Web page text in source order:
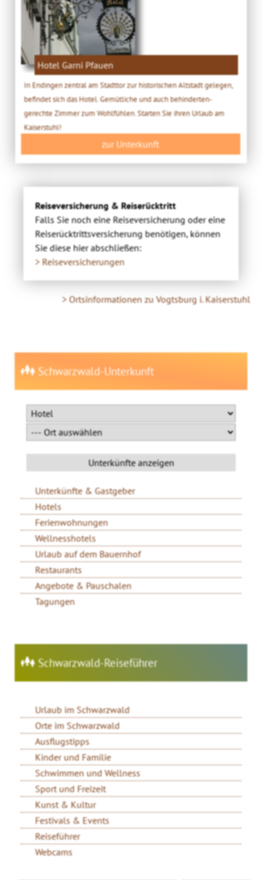
Hotel Garni Pfauen
In Endingen zentral am Stadttor zur historischen Altstadt gelegen,
befindet sich das Hotel. Gemütliche und auch behinderten-
gerechte Zimmer zum Wohlfühlen. Starten Sie ihren Urlaub am
Kaiserstuhl!
zur Unterkunft
Reiseversicherung & Reiserücktritt
Falls Sie noch eine Reiseversicherung oder eine
Reiserücktrittsversicherung benötigen, können
Sie diese hier abschließen:
> Reiseversicherungen
> Ortsinformationen zu Vogtsburg i. Kaiserstuhl
Schwarzwald-Unterkunft
Unterkünfte & Gastgeber
Hotels
Ferienwohnungen
Wellnesshotels
Urlaub auf dem Bauernhof
Restaurants
Angebote & Pauschalen
Tagungen
Schwarzwald-Reiseführer
Urlaub im Schwarzwald
Orte im Schwarzwald
Ausflugstipps
Kinder und Familie
Schwimmen und Wellness
Sport und Freizeit
Kunst & Kultur
Festivals & Events
Reiseführer
Webcams